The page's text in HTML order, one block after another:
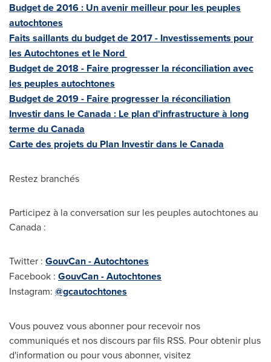
Budget de 2016 : Un avenir meilleur pour les peuples
autochtones
Faits saillants du budget de 2017 - Investissements pour
les Autochtones et le Nord
Budget de 2018 - Faire progresser la réconciliation avec
les peuples autochtones
Budget de 2019 - Faire progresser la réconciliation
Investir dans le Canada : Le plan d'infrastructure à long
terme duCanada
Carte des projets du Plan Investir dans leCanada
Restez branchés
Participez à la conversation sur les peuples autochtones au
Canada :
Twitter : GouvCan - Autochtones
Facebook : GouvCan - Autochtones
Instagram: @gcautochtones
Vous pouvez vous abonner pour recevoir nos
communiqués et nos discours par fils RSS. Pour obtenir plus
d'information ou pour vous abonner, visitez